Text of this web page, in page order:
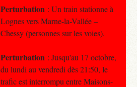
Perturbation : Un train stationne à
Lognes vers Marne-la-Vallée –
Chessy (personnes sur les voies).
Perturbation : Jusqu'au 17 octobre,
du lundi au vendredi dès 21:50, le
trafic est interrompu entre Maisons-